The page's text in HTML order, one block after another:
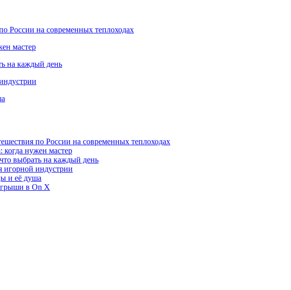
России на современных теплоходах
мастер
на каждый день
по России на современных теплоходах
когда нужен мастер
выбрать на каждый день
игорной индустрии
и её душа
в On X